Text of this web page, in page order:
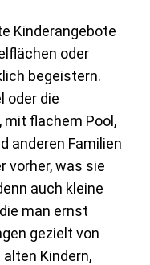
Kinderangebote
oder
begeistern.
oder die
flachem Pool,
anderen Familien
vorher, was sie
auch kleine
man ernst
gezielt von
Kindern,